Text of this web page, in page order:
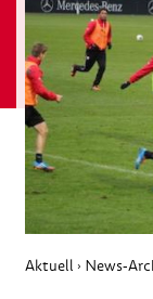
Aktuell › News-